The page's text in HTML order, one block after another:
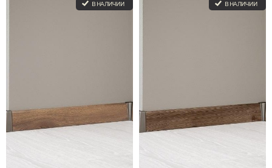
В НАЛИЧИИ В НАЛИЧИИ